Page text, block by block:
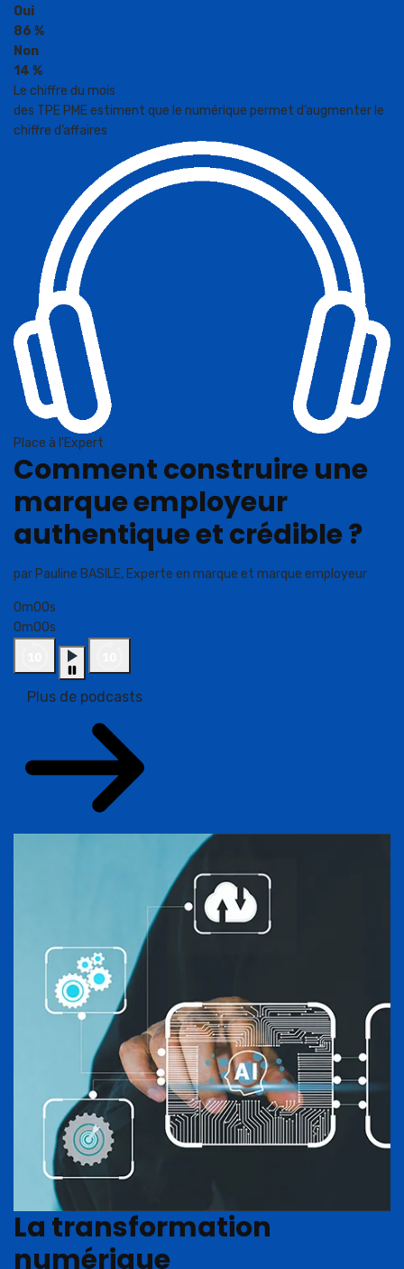
Oui
86 %
Non
14 %
Le chiffre du mois
des TPE PME estiment que le numérique permet d’augmenter le
chiffre d’affaires
Place à l'Expert
Comment construire une
marque employeur
authentique et crédible ?
par Pauline BASILE, Experte en marque et marque employeur
0m00s
0m00s
Plus de podcasts
La transformation
numérique